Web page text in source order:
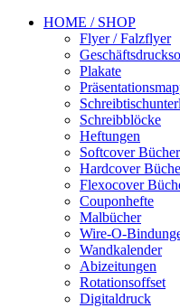
HOME / SHOP
Flyer / Falzflyer
Plakate
Schreibblöcke
Heftungen
Softcover Bücher
Hardcover
Flexocover
Couponhefte
Malbücher
Wire-O-
Wandkalender
Abizeitungen
Rotationsoffset
Digitaldruck